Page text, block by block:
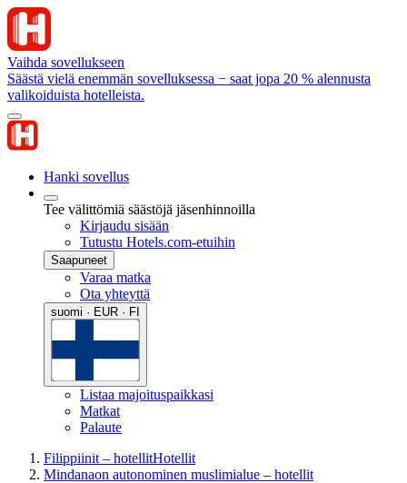
Vaihda sovellukseen
Säästä vielä enemmän sovelluksessa − saat jopa 20 % alennusta
valikoiduista hotelleista.
Hanki sovellus
Tee välittömiä säästöjä jäsenhinnoilla
Kirjaudu sisään
Tutustu Hotels.com-etuihin
Saapuneet
Varaa matka
Ota yhteyttä
suomi · EUR · FI
Listaa majoituspaikkasi
Matkat
Palaute
Filippiinit – hotellitHotellit
Mindanaon autonominen muslimialue – hotellit